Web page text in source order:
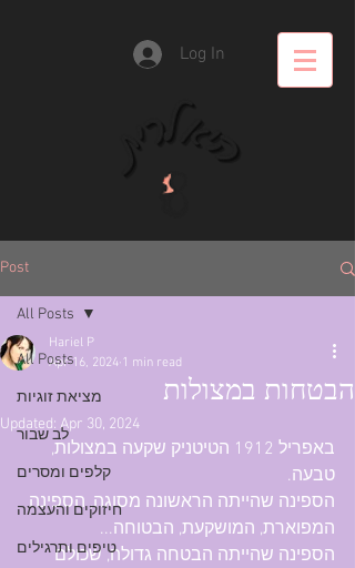
Log In
Post
All Posts
מציאת זוגיות
לב שבור
קלפים ומסרים
חיזוקים והעצמה
טיפים ותרגילים
All Posts
הבטחות במצולות
Hariel P
Apr 16, 2024 1 min read
Updated: Apr 30, 2024
באפריל 1912 הטיטניק שקעה במצולות,
טבעה.
הספינה שהייתה הראשונה מסוגה, הספינה
המפוארת, המושקעת, הבטוחה...
הספינה שהייתה הבטחה גדולה, שכולם